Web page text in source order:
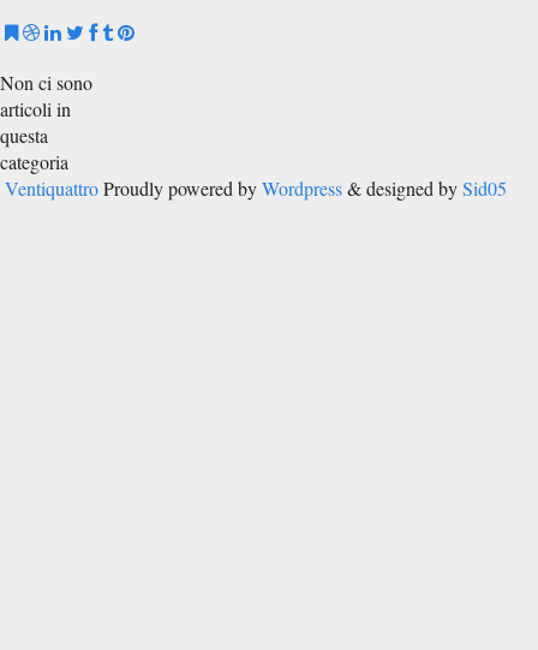
Non ci sono
articoli in
questa
categoria
Ventiquattro Proudly powered byWordpress& designed bySid05